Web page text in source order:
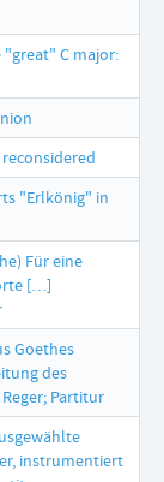
C major:
"Erlkönig" in
Für eine
[…]
Goethes
des
Partitur
instrumentiert